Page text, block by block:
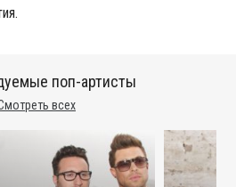
всех
поп-артисты